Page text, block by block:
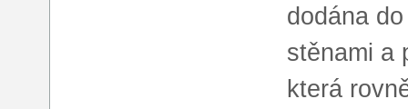
dodána
stěnami a
která